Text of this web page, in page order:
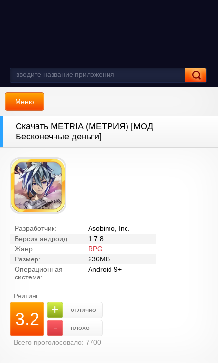
Меню
Скачать METRIA (МЕТРИЯ) [МОД
Бесконечные деньги]
Разработчик:
Asobimo, Inc.
Версия андроид:
1.7.8
Жанр:
RPG
Размер:
236MB
Операционная
система:
Android 9+
Рейтинг:
3.2 + отлично
-
плохо
Всего проголосовало: 7700